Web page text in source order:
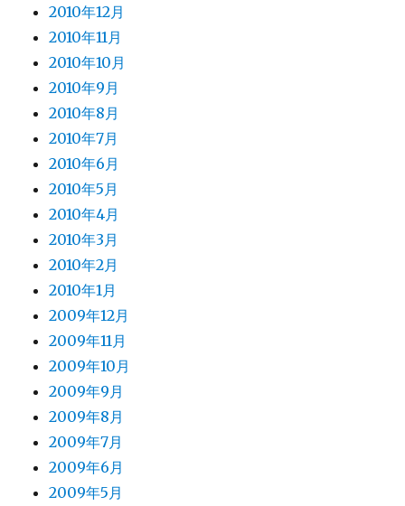
2010年12月
2010年11月
2010年10月
2010年9月
2010年8月
2010年7月
2010年6月
2010年5月
2010年4月
2010年3月
2010年2月
2010年1月
2009年12月
2009年11月
2009年10月
2009年9月
2009年8月
2009年7月
2009年6月
2009年5月